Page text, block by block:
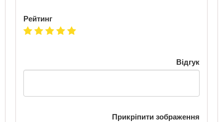
Рейтинг
Відгук
Прикріпити зображення